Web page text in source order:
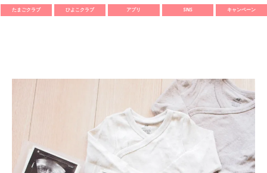
たまごクラブ ひよこクラブ アプリ SNS キャンペーン